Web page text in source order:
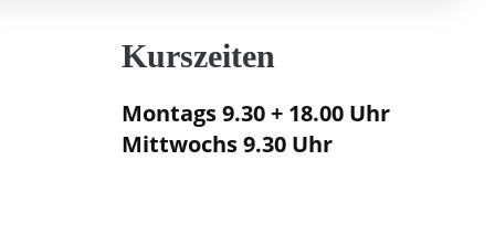
Kurszeiten
Montags 9.30 + 18.00 Uhr
Mittwochs 9.30 Uhr